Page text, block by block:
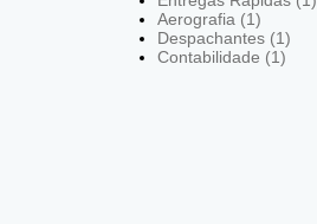
Aerografia (1)
Despachantes (1)
Contabilidade (1)